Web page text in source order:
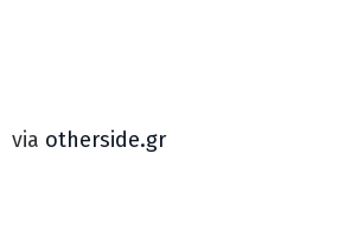
via otherside.gr